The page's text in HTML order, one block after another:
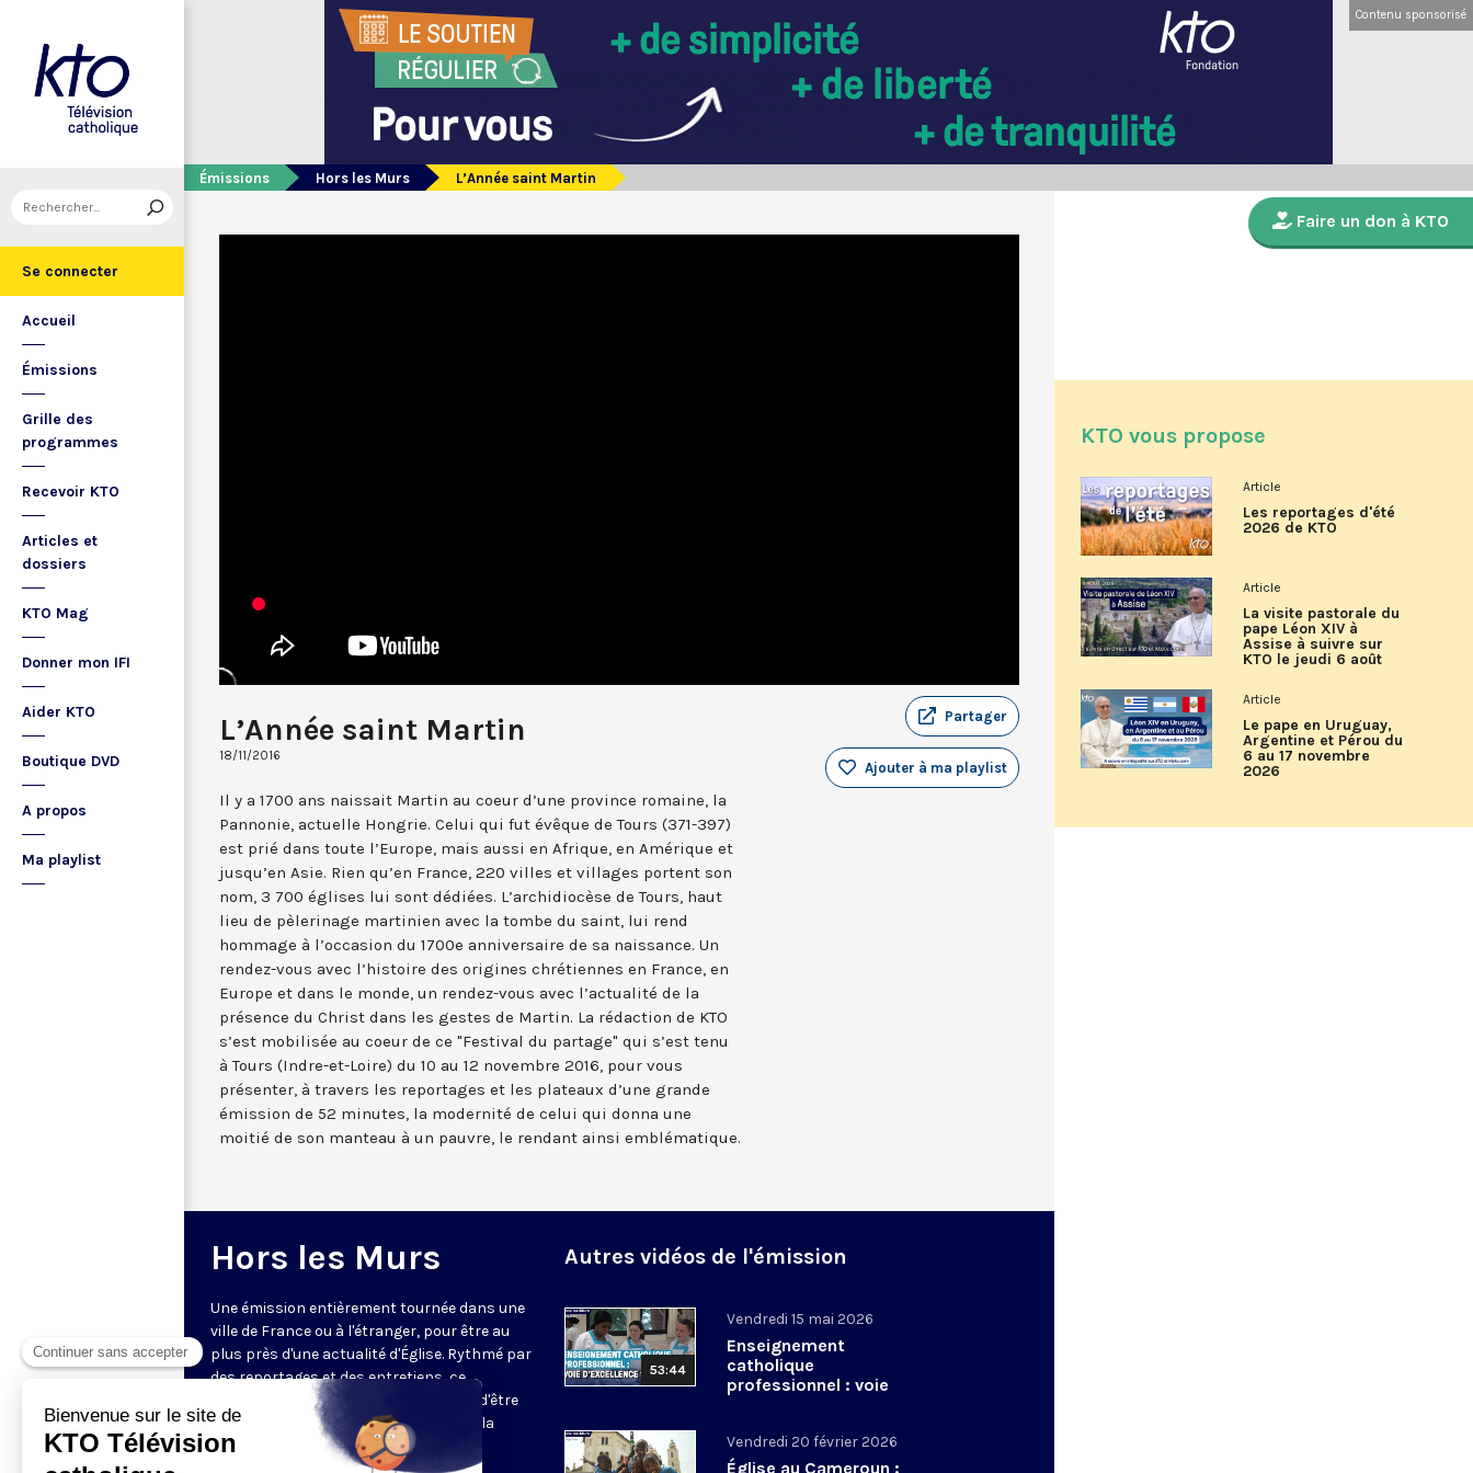
Se connecter
Accueil
Émissions
Grille des
programmes
Recevoir KTO
Articles et
dossiers
KTO Mag
Donner mon IFI
Aider KTO
Boutique DVD
A propos
Ma playlist
Contenu sponsorisé
Émissions Hors les Murs L’Année saint Martin
L’Année saint Martin
18/11/2016
Partager
Ajouter à ma playlist
Il y a 1700 ans naissait Martin au coeur d’une province romaine, la
Pannonie, actuelle Hongrie. Celui qui fut évêque de Tours (371-397)
est prié dans toute l’Europe, mais aussi en Afrique, en Amérique et
jusqu’en Asie. Rien qu’en France, 220 villes et villages portent son
nom, 3 700 églises lui sont dédiées. L’archidiocèse de Tours, haut
lieu de pèlerinage martinien avec la tombe du saint, lui rend
hommage à l’occasion du 1700e anniversaire de sa naissance. Un
rendez-vous avec l’histoire des origines chrétiennes en France, en
Europe et dans le monde, un rendez-vous avec l’actualité de la
présence du Christ dans les gestes de Martin. La rédaction de KTO
s’est mobilisée au coeur de ce "Festival du partage" qui s’est tenu
à Tours (Indre-et-Loire) du 10 au 12 novembre 2016, pour vous
présenter, à travers les reportages et les plateaux d’une grande
émission de 52 minutes, la modernité de celui qui donna une
moitié de son manteau à un pauvre, le rendant ainsi emblématique.
Hors les Murs
Une émission entièrement tournée dans une
ville de France ou à l'étranger, pour être au
plus près d'une actualité d'Église. Rythmé par
des reportages et des entretiens, ce
magazine de 52 minutes vous permet d'être
au cœur d'un événement et d’en saisir la
portée.
Autres vidéos de l'émission
53:44
Vendredi 15 mai 2026
Enseignement
catholique
professionnel : voie
Vendredi 20 février 2026
Église au Cameroun :
Faire un don à KTO
KTO vous propose
Article
Les reportages d'été
2026 de KTO
Article
La visite pastorale du
pape Léon XIV à
Assise à suivre sur
KTO le jeudi 6 août
Article
Le pape en Uruguay,
Argentine et Pérou du
6 au 17 novembre
2026